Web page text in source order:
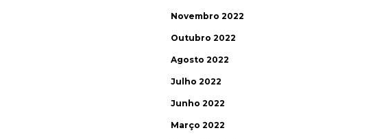
Novembro 2022
Outubro 2022
Agosto 2022
Julho 2022
Junho 2022
Março 2022